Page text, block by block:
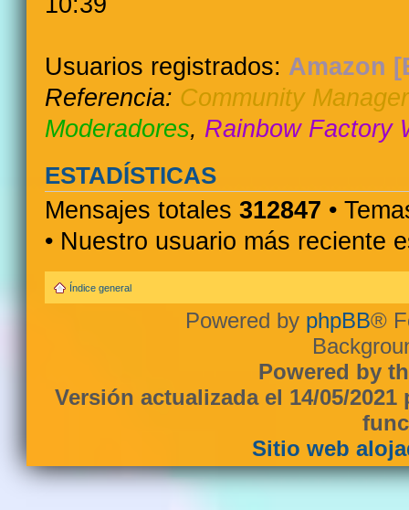
Usuarios registrados: Amazon
Referencia: Community Manager
Moderadores, Rainbow Factory
ESTADÍSTICAS
Mensajes totales 312847 •
• Nuestro usuario más reciente
Índice general
Powered by phpBB®
Powered by
Versión actualizada el 14/05/
Sitio web